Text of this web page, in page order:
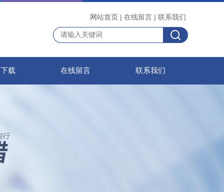
网站首页 | 在线留言 | 联系我们
载 在线留言 联系我们